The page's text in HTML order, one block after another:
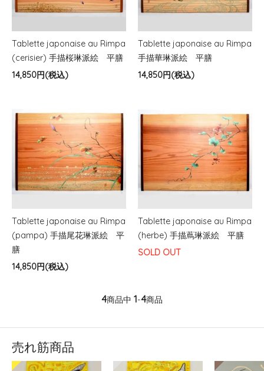
Tablette japonaise au Rimpa
(cerisier) 手描桜琳派絵 平膳
14,850円(税込)
Tablette japonaise au Rimpa
手描華琳派絵 平膳
14,850円(税込)
Tablette japonaise au Rimpa
(pampa) 手描尾花琳派絵 平
膳
14,850円(税込)
Tablette japonaise au Rimpa
(herbe) 手描蔦琳派絵 平膳
SOLD OUT
4商品中 1-4商品
売れ筋商品